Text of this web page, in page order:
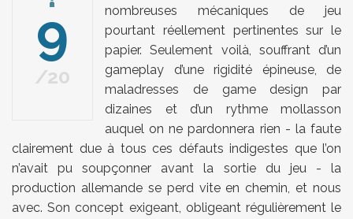
9
20
nombreuses mécaniques de jeu
pourtant réellement pertinentes sur le
papier. Seulement voilà, souffrant d’un
gameplay d’une rigidité épineuse, de
maladresses de game design par
dizaines et d’un rythme mollasson
auquel on ne pardonnera rien - la faute
clairement due à tous ces défauts indigestes que l’on
n’avait pu soupçonner avant la sortie du jeu - la
production allemande se perd vite en chemin, et nous
avec. Son concept exigeant, obligeant régulièrement le